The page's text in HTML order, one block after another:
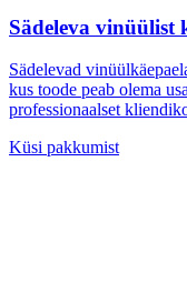
Sädeleva vinüülist
Sädelevad
kus toode peab olema
professionaalset
Küsi pakkumist